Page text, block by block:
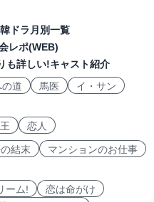
ドラ月別一覧
レポ(WEB)
も詳しい!キャスト紹介
道 馬医
イ・サン
恋人
結末
マンションのお仕事
ーム!
恋は命がけ